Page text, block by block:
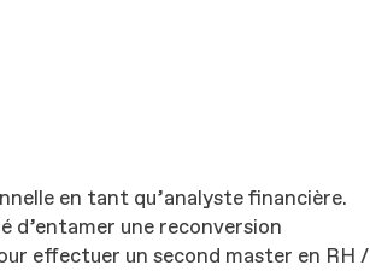
en tant qu’analyste financière.
d’entamer une reconversion
effectuer un second master en RH /